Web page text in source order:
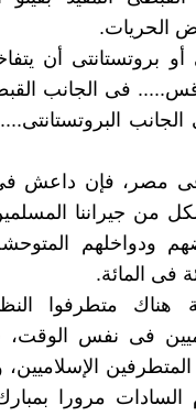
الحريات.
بروتستانتى أن
فى الجانب
مصر، فإن داعش
من جيراننا
ودواخلهم
فى المائة.
هناك متطرفوا
فى نفس الوقت،
الإسلاميين،
السادات مرورا